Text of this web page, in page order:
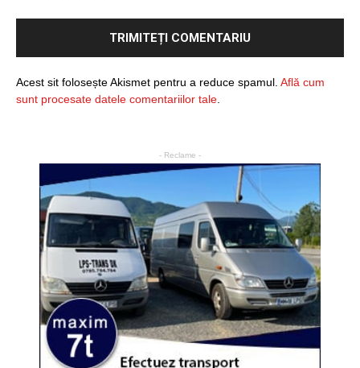
Acest sit folosește Akismet pentru a reduce spamul. Află cum
sunt procesate datele comentariilor tale.
- Reclame -